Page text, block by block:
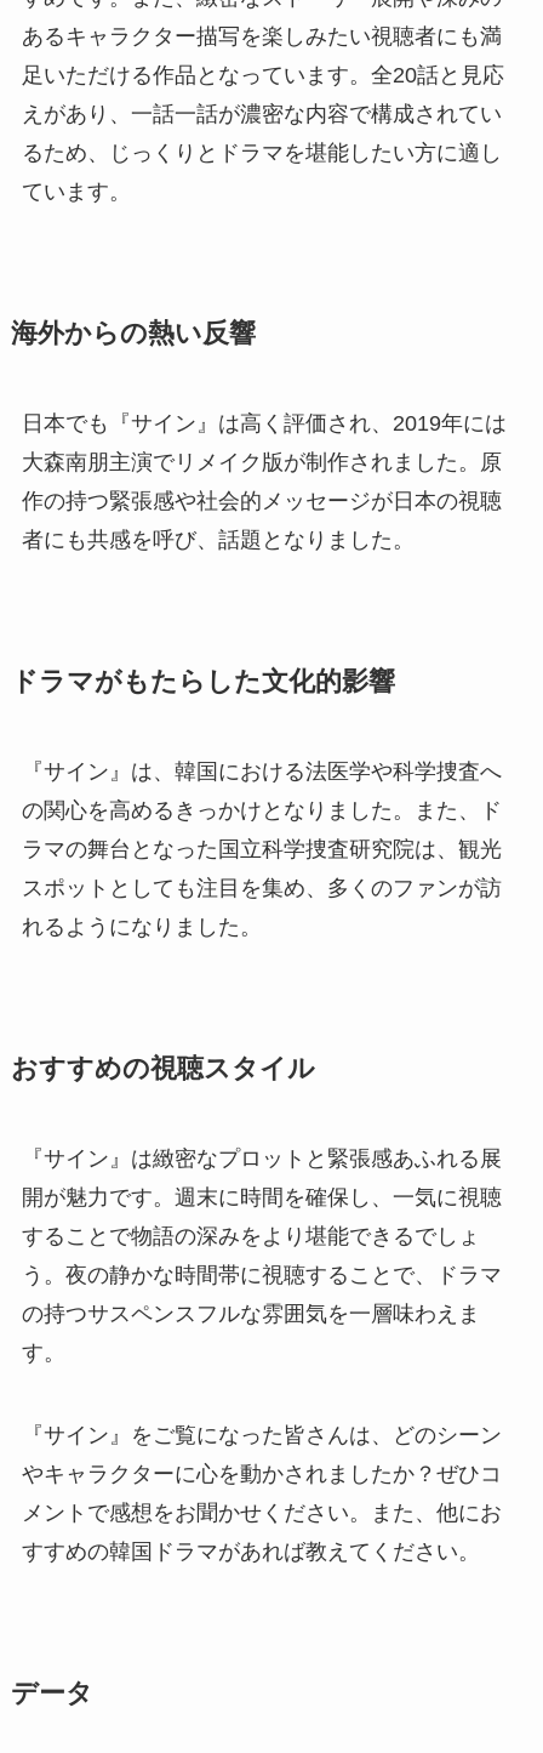
あるキャラクター描写を楽しみたい視聴者にも満
足いただける作品となっています。全20話と見応
えがあり、一話一話が濃密な内容で構成されてい
るため、じっくりとドラマを堪能したい方に適し
ています。
海外からの熱い反響
日本でも『サイン』は高く評価され、2019年には
大森南朋主演でリメイク版が制作されました。原
作の持つ緊張感や社会的メッセージが日本の視聴
者にも共感を呼び、話題となりました。
ドラマがもたらした文化的影響
『サイン』は、韓国における法医学や科学捜査へ
の関心を高めるきっかけとなりました。また、ド
ラマの舞台となった国立科学捜査研究院は、観光
スポットとしても注目を集め、多くのファンが訪
れるようになりました。
おすすめの視聴スタイル
『サイン』は緻密なプロットと緊張感あふれる展
開が魅力です。週末に時間を確保し、一気に視聴
することで物語の深みをより堪能できるでしょ
う。夜の静かな時間帯に視聴することで、ドラマ
の持つサスペンスフルな雰囲気を一層味わえま
す。
『サイン』をご覧になった皆さんは、どのシーン
やキャラクターに心を動かされましたか？ぜひコ
メントで感想をお聞かせください。また、他にお
すすめの韓国ドラマがあれば教えてください。
データ